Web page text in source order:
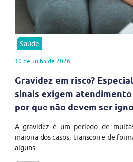
Saúde
10 de Julho de 2026
Gravidez em risco?
sinais exigem
por que não devem ser
A gravidez é um período de
maioria dos casos, transcorre de
alguns...